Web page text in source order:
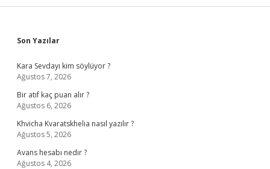
Sidebar
Son Yazılar
Kara Sevdayı kim söylüyor ?
Ağustos 7, 2026
Bir atıf kaç puan alır ?
Ağustos 6, 2026
Khvicha Kvaratskhelia nasıl yazılır ?
Ağustos 5, 2026
Avans hesabı nedir ?
Ağustos 4, 2026